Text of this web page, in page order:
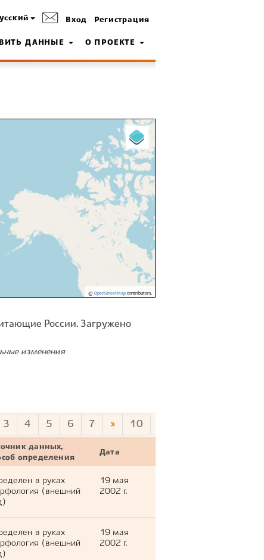
Вход Регистрация
ДАННЫЕ О ПРОЕКТЕ
© OpenStreetMapcontributors.
России. Загружено
изменения
3 4 5 6 7 » 10
данных,
определения
Дата
в руках
(внешний
19 мая
2002 г.
в руках
(внешний
19 мая
2002 г.